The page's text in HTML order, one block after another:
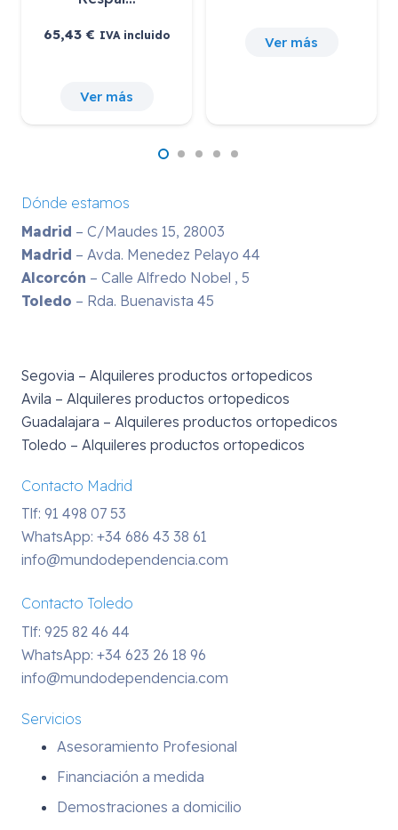
IVA incluido
Dónde estamos
Madrid – C/Maudes 15, 28003
Madrid – Avda. Menedez Pelayo 44
Alcorcón – Calle Alfredo Nobel , 5
Toledo – Rda. Buenavista 45
Segovia – Alquileres productos ortopedicos
Avila – Alquileres productos ortopedicos
Guadalajara – Alquileres productos ortopedicos
Toledo – Alquileres productos ortopedicos
Contacto Madrid
Tlf: 91 498 07 53
WhatsApp: +34 686 43 38 61
info@mundodependencia.com
Contacto Toledo
Tlf: 925 82 46 44
WhatsApp: +34 623 26 18 96
info@mundodependencia.com
Servicios
Asesoramiento Profesional
Financiación a medida
Demostraciones a domicilio